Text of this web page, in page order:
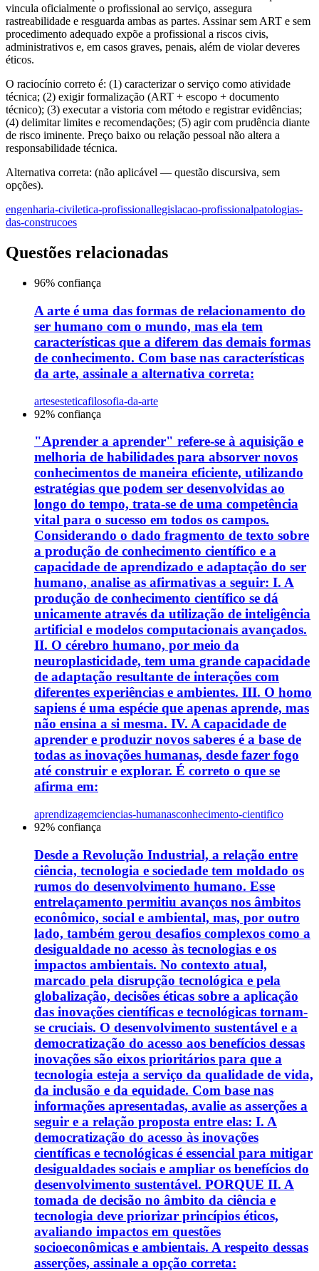
vincula oficialmente o profissional ao serviço, assegura
rastreabilidade e resguarda ambas as partes. Assinar sem ART e sem
procedimento adequado expõe a profissional a riscos civis,
administrativos e, em casos graves, penais, além de violar deveres
éticos.
O raciocínio correto é: (1) caracterizar o serviço como atividade
técnica; (2) exigir formalização (ART + escopo + documento
técnico); (3) executar a vistoria com método e registrar evidências;
(4) delimitar limites e recomendações; (5) agir com prudência diante
de risco iminente. Preço baixo ou relação pessoal não altera a
responsabilidade técnica.
Alternativa correta: (não aplicável — questão discursiva, sem
opções).
engenharia-civiletica-profissionallegislacao-profissionalpatologias-
das-construcoes
Questões relacionadas
96% confiança
A arte é uma das formas de relacionamento do
ser humano com o mundo, mas ela tem
características que a diferem das demais formas
de conhecimento. Com base nas características
da arte, assinale a alternativa correta:
artesesteticafilosofia-da-arte
92% confiança
"Aprender a aprender" refere-se à aquisição e
melhoria de habilidades para absorver novos
conhecimentos de maneira eficiente, utilizando
estratégias que podem ser desenvolvidas ao
longo do tempo, trata-se de uma competência
vital para o sucesso em todos os campos.
Considerando o dado fragmento de texto sobre
a produção de conhecimento científico e a
capacidade de aprendizado e adaptação do ser
humano, analise as afirmativas a seguir: I. A
produção de conhecimento científico se dá
unicamente através da utilização de inteligência
artificial e modelos computacionais avançados.
II. O cérebro humano, por meio da
neuroplasticidade, tem uma grande capacidade
de adaptação resultante de interações com
diferentes experiências e ambientes. III. O homo
sapiens é uma espécie que apenas aprende, mas
não ensina a si mesma. IV. A capacidade de
aprender e produzir novos saberes é a base de
todas as inovações humanas, desde fazer fogo
até construir e explorar. É correto o que se
afirma em:
aprendizagemciencias-humanasconhecimento-cientifico
92% confiança
Desde a Revolução Industrial, a relação entre
ciência, tecnologia e sociedade tem moldado os
rumos do desenvolvimento humano. Esse
entrelaçamento permitiu avanços nos âmbitos
econômico, social e ambiental, mas, por outro
lado, também gerou desafios complexos como a
desigualdade no acesso às tecnologias e os
impactos ambientais. No contexto atual,
marcado pela disrupção tecnológica e pela
globalização, decisões éticas sobre a aplicação
das inovações científicas e tecnológicas tornam-
se cruciais. O desenvolvimento sustentável e a
democratização do acesso aos benefícios dessas
inovações são eixos prioritários para que a
tecnologia esteja a serviço da qualidade de vida,
da inclusão e da equidade. Com base nas
informações apresentadas, avalie as asserções a
seguir e a relação proposta entre elas: I. A
democratização do acesso às inovações
científicas e tecnológicas é essencial para mitigar
desigualdades sociais e ampliar os benefícios do
desenvolvimento sustentável. PORQUE II. A
tomada de decisão no âmbito da ciência e
tecnologia deve priorizar princípios éticos,
avaliando impactos em questões
socioeconômicas e ambientais. A respeito dessas
asserções, assinale a opção correta: